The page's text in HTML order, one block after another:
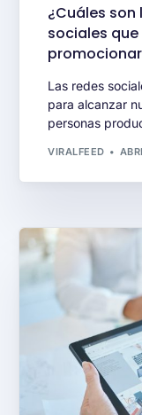
¿Cuáles
sociales
Las redes
para alcanzar
personas
VIRALFEED